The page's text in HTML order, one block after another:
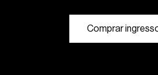
Comprar